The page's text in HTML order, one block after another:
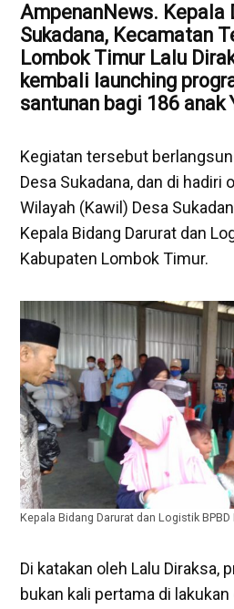
AmpenanNews. Kepala
Sukadana, Kecamatan
Lombok TimurLalu
kembali launching
santunan bagi 186 anak
Kegiatan tersebut
Desa Sukadana, dan di hadiri
Wilayah (Kawil) Desa
Kepala Bidang Darurat dan
Kabupaten Lombok Timur.
Kepala Bidang Darurat dan Logistik
Di katakan oleh Lalu Diraksa,
bukan kali pertama di